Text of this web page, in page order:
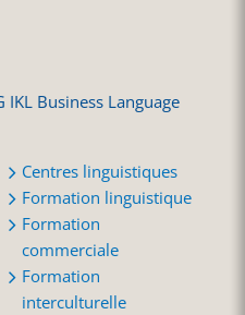
IKL Business Language
Centres linguistiques
Formation linguistique
Formation
commerciale
Formation
interculturelle